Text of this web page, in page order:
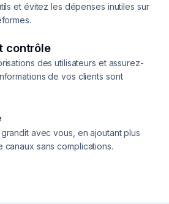
et évitez les dépenses inutiles sur
contrôle
des utilisateurs et assurez-
de vos clients sont
avec vous, en ajoutant plus
sans complications.